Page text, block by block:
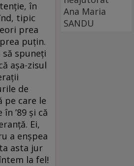
în
tipic
prea
puţin.
spuneţi
aşa-zisul
de
pe care le
’89 şi că
Ei,
a enşpea
asta jur
la fel!
Ana Maria
SANDU